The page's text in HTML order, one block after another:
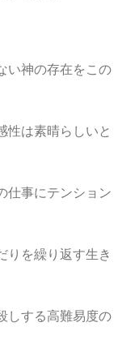
い神の存在をこの
性は素晴らしいと
仕事にテンション
りを繰り返す生き
しする高難易度の